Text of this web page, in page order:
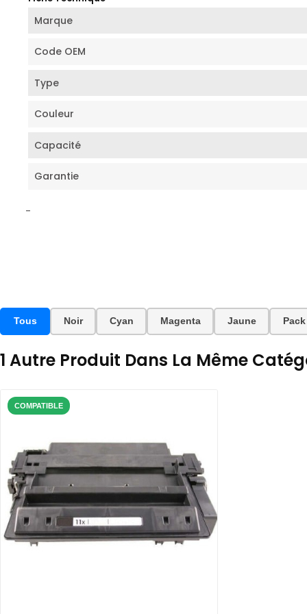
Marque
Code OEM
Type
Couleur
Capacité
Garantie
-
Tous Noir Cyan Magenta Jaune Pack
1 Autre Produit Dans La Même
COMPATIBLE